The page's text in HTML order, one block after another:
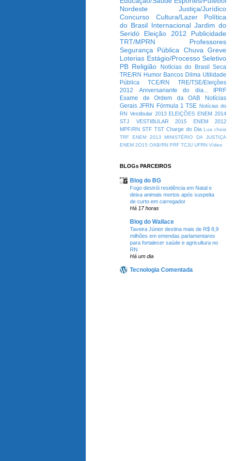
Nordeste
Justiça/Jurídico
Concurso
Cultura/Lazer
Política
do Brasil Internacional Jardim do
Seridó
Eleição 2012
Publicidade
TRT/MPRN
Professores
Segurança Pública Chuva Greve
Loterias Estágio/Processo Seletivo
PB Religião Notícias do Brasil
Seca
TRE/RN Humor Bancos Dilma Utilidade
Pública
TCE/RN
TRE/TSE/Eleições
2012
Aniversariante do dia...
IPRF
Exame de Ordem da OAB
Notícias
Gerais JFRN Fórmula 1 TSE Notícias do
RN Vestibular 2013 ELEIÇÕES ENEM 2014
STJ
VESTIBULAR 2015
ENEM 2012
MPF/RN STF TST Charge do Dia Lua cheia
TRF
ENEM 2013
MINISTÉRIO DA JUSTIÇA
ENEM 2O15 OAB/RN PRF TCJU UFRN Vídeo
BLOGs PARCEIROS
Blog do BG
Fogo destrói residência em Natal e
deixa animais mortos após suspeita
de curto em carregador
Há 17 horas
Blog do Wallace
Taveira Júnior destina mais de R$ 8,9
milhões em emendas parlamentares
para fortalecer saúde e agricultura no
RN
Há um dia
Tecnologia Comentada